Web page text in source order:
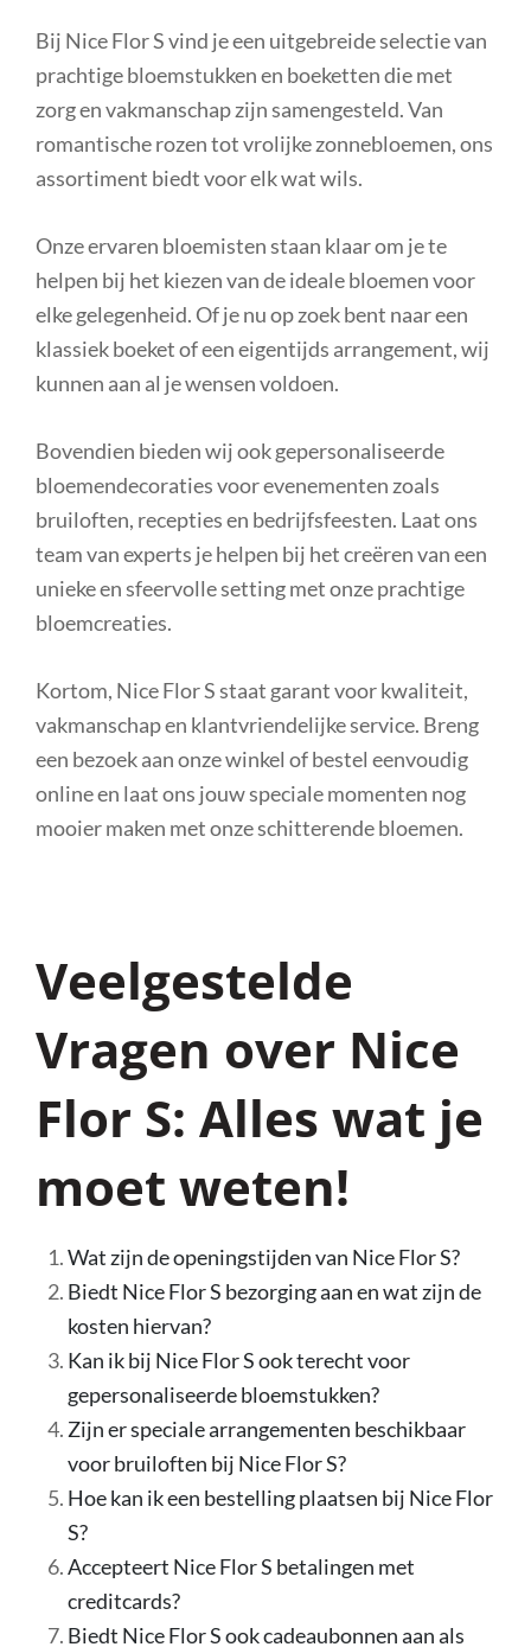
Bij Nice Flor S vind je een uitgebreide selectie van
prachtige bloemstukken en boeketten die met
zorg en vakmanschap zijn samengesteld. Van
romantische rozen tot vrolijke zonnebloemen, ons
assortiment biedt voor elk wat wils.
Onze ervaren bloemisten staan klaar om je te
helpen bij het kiezen van de ideale bloemen voor
elke gelegenheid. Of je nu op zoek bent naar een
klassiek boeket of een eigentijds arrangement, wij
kunnen aan al je wensen voldoen.
Bovendien bieden wij ook gepersonaliseerde
bloemendecoraties voor evenementen zoals
bruiloften, recepties en bedrijfsfeesten. Laat ons
team van experts je helpen bij het creëren van een
unieke en sfeervolle setting met onze prachtige
bloemcreaties.
Kortom, Nice Flor S staat garant voor kwaliteit,
vakmanschap en klantvriendelijke service. Breng
een bezoek aan onze winkel of bestel eenvoudig
online en laat ons jouw speciale momenten nog
mooier maken met onze schitterende bloemen.
Veelgestelde
Vragen over Nice
Flor S: Alles wat je
moet weten!
Wat zijn de openingstijden van Nice Flor S?
Biedt Nice Flor S bezorging aan en wat zijn de
kosten hiervan?
Kan ik bij Nice Flor S ook terecht voor
gepersonaliseerde bloemstukken?
Zijn er speciale arrangementen beschikbaar
voor bruiloften bij Nice Flor S?
Hoe kan ik een bestelling plaatsen bij Nice Flor
S?
Accepteert Nice Flor S betalingen met
creditcards?
Biedt Nice Flor S ook cadeaubonnen aan als